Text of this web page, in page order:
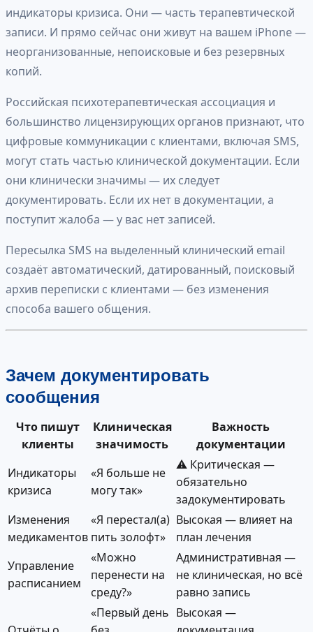
индикаторы кризиса. Они — часть терапевтической
записи. И прямо сейчас они живут на вашем iPhone —
неорганизованные, непоисковые и без резервных
копий.
Российская психотерапевтическая ассоциация и
большинство лицензирующих органов признают, что
цифровые коммуникации с клиентами, включая SMS,
могут стать частью клинической документации. Если
они клинически значимы — их следует
документировать. Если их нет в документации, а
поступит жалоба — у вас нет записей.
Пересылка SMS на выделенный клинический email
создаёт автоматический, датированный, поисковый
архив переписки с клиентами — без изменения
способа вашего общения.
Зачем документировать
сообщения
Что пишут
клиенты
Клиническая
значимость
Важность
документации
Индикаторы
кризиса
«Я больше не
могу так»
⚠️ Критическая —
обязательно
задокументировать
Изменения
медикаментов
«Я перестал(а)
пить золофт»
Высокая — влияет на
план лечения
Управление
расписанием
«Можно
перенести на
среду?»
Административная —
не клиническая, но всё
равно запись
«Первый день Высокая —